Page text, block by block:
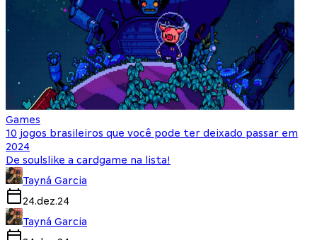
Games
10 jogos brasileiros que você pode ter deixado passar em
2024
De soulslike a cardgame na lista!
Tayná Garcia
24.dez.24
Tayná Garcia